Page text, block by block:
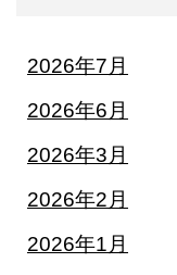
2026年7月
2026年6月
2026年3月
2026年2月
2026年1月